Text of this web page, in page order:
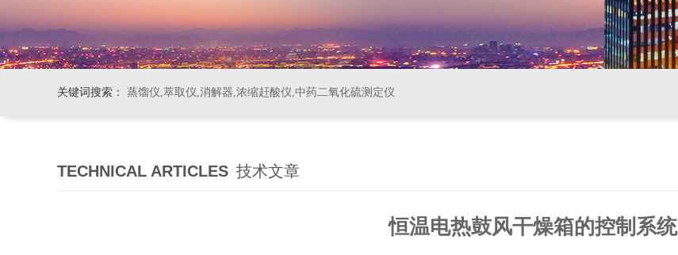
关键词搜索： 蒸馏仪,萃取仪,消解器,浓缩赶酸仪,中药二氧化硫测定仪
TECHNICAL ARTICLES 技术文章
恒温电热鼓风干燥箱的控制系统